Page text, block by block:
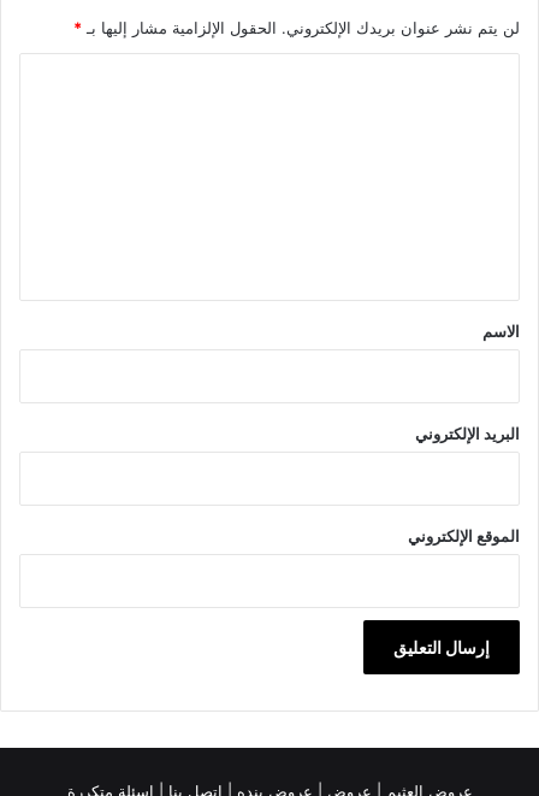
لن يتم نشر عنوان بريدك الإلكتروني. الحقول الإلزامية مشار إليها بـ *
*
الاسم
البريد الإلكتروني
الموقع الإلكتروني
عروض العثيم عروض عروض بنده | اتصل بنا | اسئلة متكررة